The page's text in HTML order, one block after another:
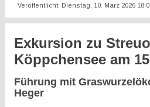
Veröffentlicht: Dienstag, 10. März 2026
Exkursion zu
Köppchensee am
Führung mit
Heger